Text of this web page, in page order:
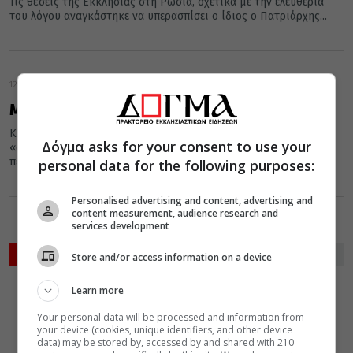
του λόγου αναγκάστηκε να υπερασπίσει ο ίδιος ο Πατριάρχης...
12 Οκτωβρίου 2012
Μην «τσιμπάτε»
Καθημερινά στην Αθήνα αλλά και σε ολόκληρη την Ελλάδα
«ανεβαίνουν» δεκάδες αν όχι εκατοντάδες παραστάσεις. Κάποιες
πετυχαίνουν και κάποιες...
1 … 758 759 760 … 762
ΡΟΗ ΕΙΔΗΣΕΩΝ
18:42
Χειροτονία
Διακόνου από
Δόγμα asks for your consent to use your
personal data for the following purposes:
Personalised advertising and content, advertising and
content measurement, audience research and
services development
Store and/or access information on a device
Learn more
Your personal data will be processed and information from
your device (cookies, unique identifiers, and other device
data) may be stored by, accessed by and shared with 210